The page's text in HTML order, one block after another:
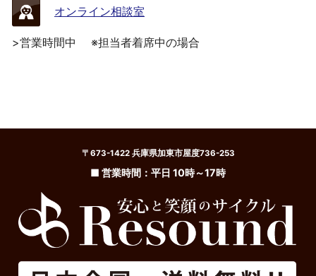
オンライン相談室
>営業時間中 ※担当者着席中の場合
〒673-1422 兵庫県加東市屋度736-253
■ 営業時間：平日 10時～17時